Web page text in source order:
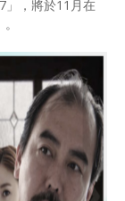
」，將於11月在